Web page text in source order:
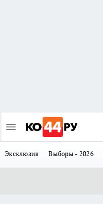
Эксклюзив Выборы - 2026